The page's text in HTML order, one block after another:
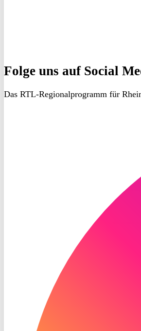
Folge uns auf Social
Das RTL-Regionalprogramm für